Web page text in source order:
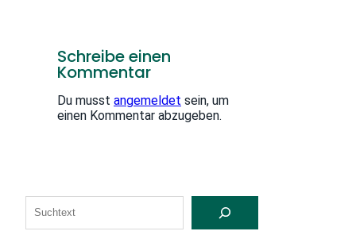
Schreibe einen
Kommentar
Du musst angemeldet sein, um
einen Kommentar abzugeben.
C